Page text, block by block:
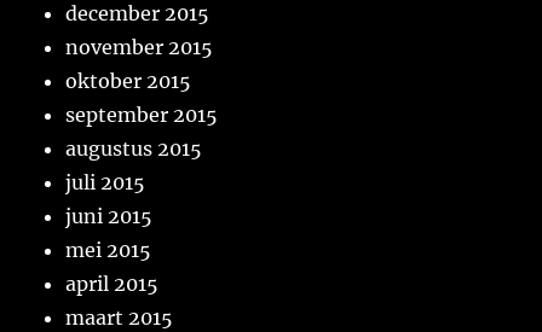
december 2015
november 2015
oktober 2015
september 2015
augustus 2015
juli 2015
juni 2015
mei 2015
april 2015
maart 2015